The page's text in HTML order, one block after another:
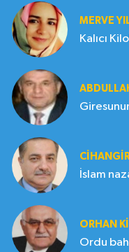
MERVE
Kalıcı
İslam
ORHAN
Ordu